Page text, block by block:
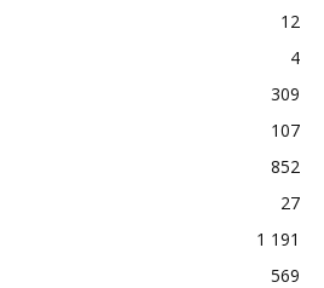
12
4
309
107
852
27
1 191
569